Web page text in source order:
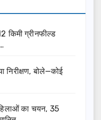
किमी ग्रीनफील्ड
निरीक्षण, बोले—कोई
का चयन, 35